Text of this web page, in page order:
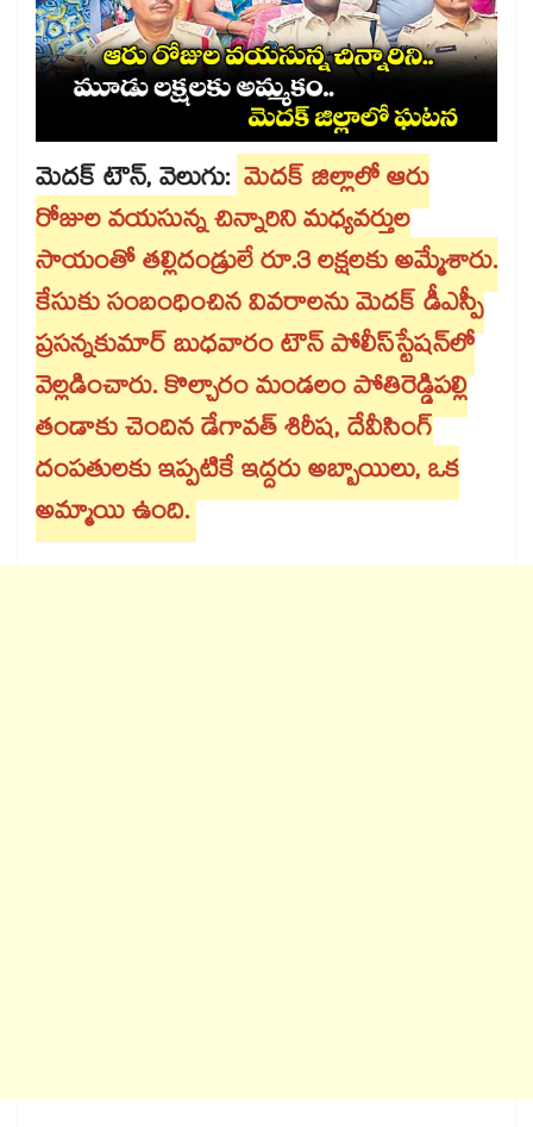
మెదక్ టౌన్, వెలుగు: మెదక్ జిల్లాలో ఆరు
రోజుల వయసున్న చిన్నారిని మధ్యవర్తుల
సాయంతో తల్లిదండ్రులే రూ.3 లక్షలకు అమ్మేశారు.
కేసుకు సంబంధించిన వివరాలను మెదక్‌‌‌‌ డీఎస్పీ
ప్రసన్నకుమార్‌‌‌‌ బుధవారం టౌన్‌‌‌‌ పోలీస్‌‌‌‌స్టేషన్‌‌‌‌లో
వెల్లడించారు. కొల్చారం మండలం పోతిరెడ్డిపల్లి
తండాకు చెందిన డేగావత్‌‌‌‌ శిరీష, దేవీసింగ్‌‌‌‌
దంపతులకు ఇప్పటికే ఇద్దరు అబ్బాయిలు, ఒక
అమ్మాయి ఉంది.